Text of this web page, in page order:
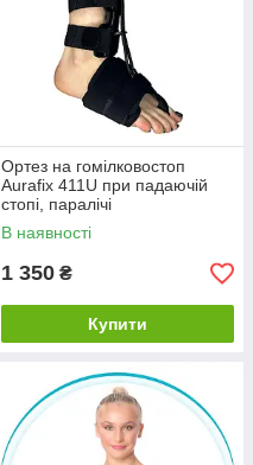
Ортез на гомілковостоп
Aurafix 411U при падаючій
стопі, паралічі
малогомілкового нерва, для
лівої ноги
В наявності
1 350 ₴
Купити